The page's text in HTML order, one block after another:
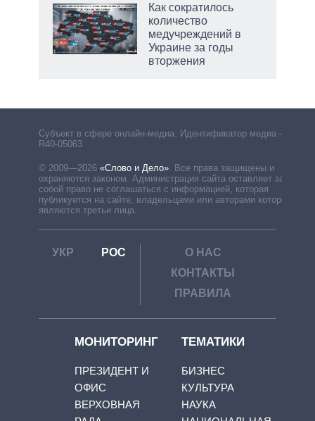
Как сократилось
количество
медучреждений в
Украине за годы
вторжения
Субъект в сфере онлайн-медиа. Идентификатор медиа –
R40-05063
© 2009—2026 «Слово и Дело». Все права защищены и
охраняются законом. Администрация сайта оставляет за
собой право не соглашаться с информацией, которая
публикуется на сайте, владельцами или авторами которой
являются третьи лица.
УКР РОС
О НАС
КОНТАКТЫ
ПРАВИЛА
МОНИТОРИНГ
ПРЕЗИДЕНТ И
ОФИС
ВЕРХОВНАЯ
ТЕМАТИКИ
БИЗНЕС
КУЛЬТУРА
НАУКА